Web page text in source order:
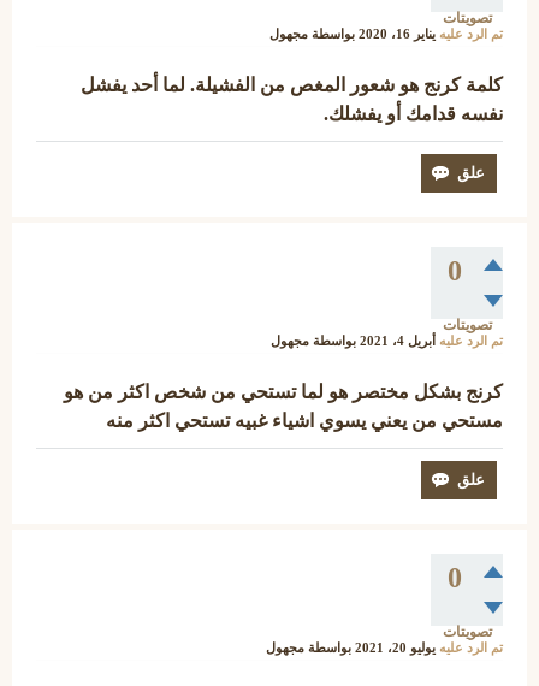
تصويتات
تم الرد عليه يناير 16، 2020 بواسطة مجهول
كلمة كرنج هو شعور المغص من الفشيلة. لما أحد يفشل
نفسه قدامك أو يفشلك.
0
تصويتات
تم الرد عليه أبريل 4، 2021 بواسطة مجهول
كرنج بشكل مختصر هو لما تستحي من شخص اكثر من هو
مستحي من يعني يسوي اشياء غبيه تستحي اكثر منه
0
تصويتات
تم الرد عليه يوليو 20، 2021 بواسطة مجهول